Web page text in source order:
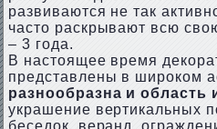
развиваются не так
часто раскрывают всю
– 3 года.
В настоящее время
представлены в широком
разнообразна и область
украшение вертикальных
беседок, веранд,